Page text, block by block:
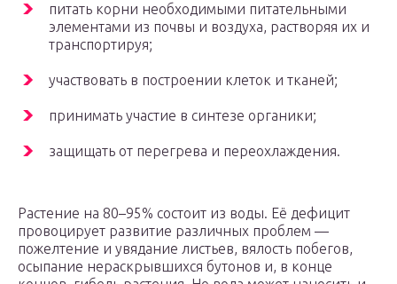
питать корни необходимыми питательными
элементами из почвы и воздуха, растворяя их и
транспортируя;
участвовать в построении клеток и тканей;
принимать участие в синтезе органики;
защищать от перегрева и переохлаждения.
Растение на 80–95% состоит из воды. Её дефицит
провоцирует развитие различных проблем —
пожелтение и увядание листьев, вялость побегов,
осыпание нераскрывшихся бутонов и, в конце